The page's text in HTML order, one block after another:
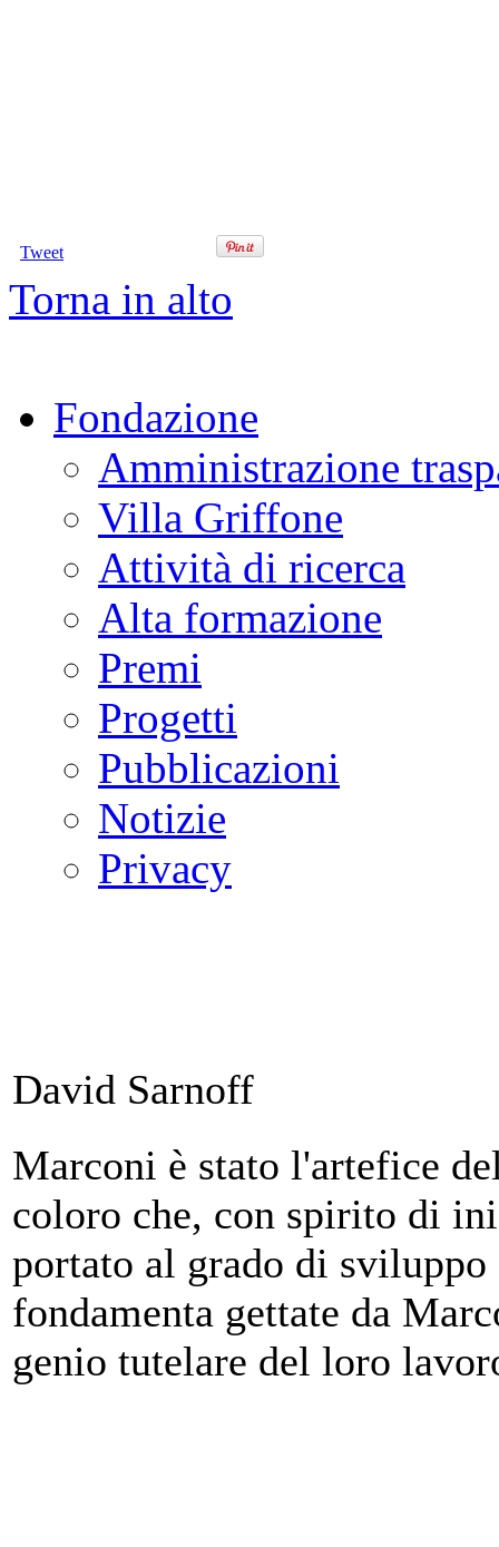
Tweet
Torna in alto
Fondazione
Amministrazione
Villa Griffone
Attività di ricerca
Alta formazione
Premi
Progetti
Pubblicazioni
Notizie
Privacy
David Sarnoff
Marconi è stato l'artefice
coloro che, con spirito di
portato al grado di
fondamenta gettate da
genio tutelare del loro